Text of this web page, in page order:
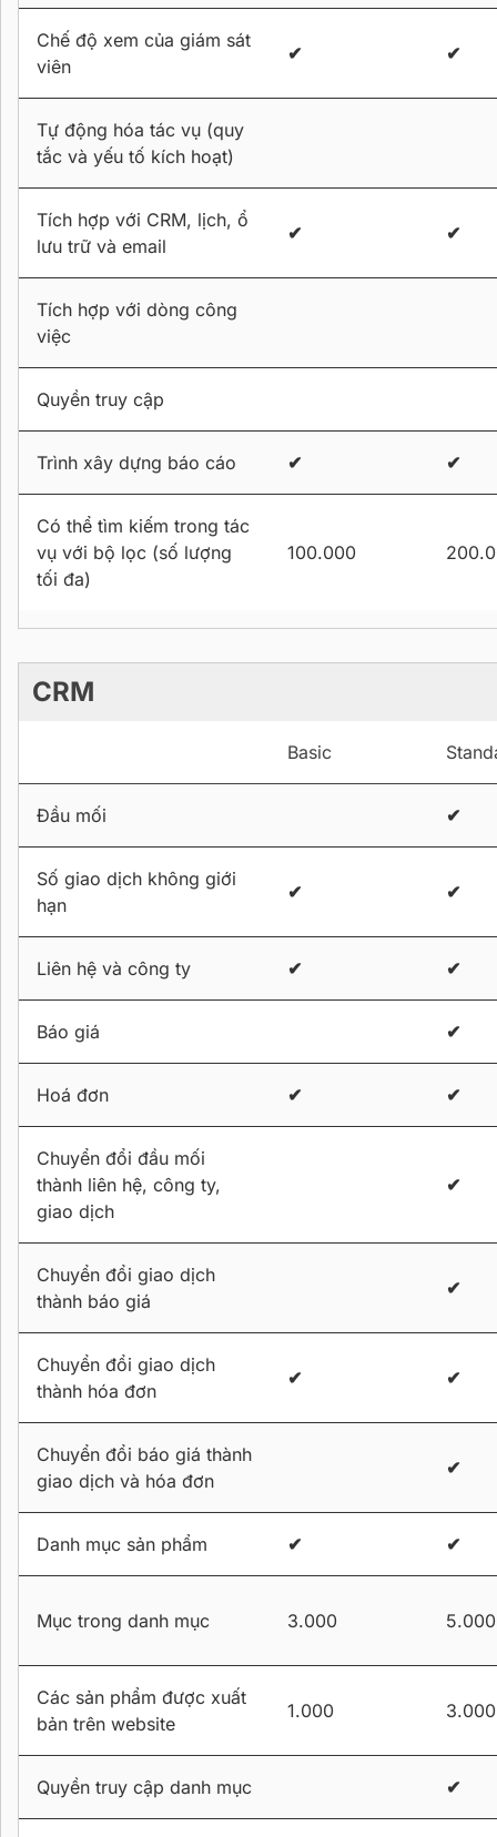
Chế độ xem của giám sát
viên
✔ ✔
Tự động hóa tác vụ (quy
tắc và yếu tố kích hoạt)
Tích hợp với CRM, lịch, ổ
lưu trữ và email
✔ ✔
Tích hợp với dòng công
việc
Quyền truy cập
Trình xây dựng báo cáo ✔ ✔
Có thể tìm kiếm trong tác
vụ với bộ lọc (số lượng
tối đa)
100.000
CRM
Basic
Đầu mối ✔
Số giao dịch không giới
hạn
✔ ✔
Liên hệ và công ty ✔ ✔
Báo giá ✔
Hoá đơn ✔ ✔
Chuyển đổi đầu mối
thành liên hệ, công ty,
giao dịch
✔
Chuyển đổi giao dịch
thành báo giá
✔
Chuyển đổi giao dịch
thành hóa đơn
✔ ✔
Chuyển đổi báo giá thành
giao dịch và hóa đơn
✔
Danh mục sản phẩm ✔ ✔
Mục trong danh mục 3.000 5.000
Các sản phẩm được xuất
bản trên website
1.000 3.000
Quyền truy cập danh mục ✔